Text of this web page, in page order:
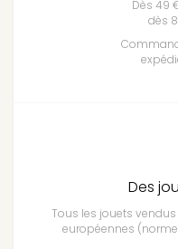
Dès 49
dès
Des
Tous les jouets
européennes